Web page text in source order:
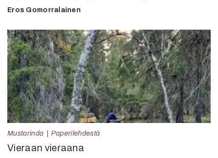
Eros Gomorralainen
Mustarinda Paperilehdestä
Vieraan vieraana